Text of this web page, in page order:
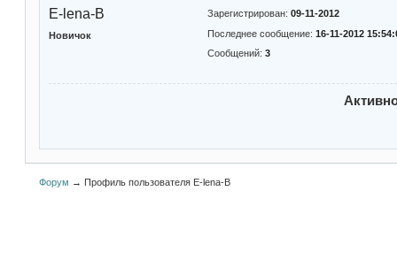
E-lena-B
Новичок
Зарегистрирован: 09-11-2012
Последнее сообщение: 16-11-2012
Сообщений: 3
Форум → Профиль пользователя E-lena-B